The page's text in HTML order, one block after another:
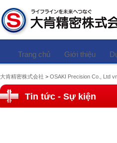
Trang chủ Giới thiệu
大肯精密株式会社 > OSAKI Precision Co., Ltd
Tin tức - Sự kiện